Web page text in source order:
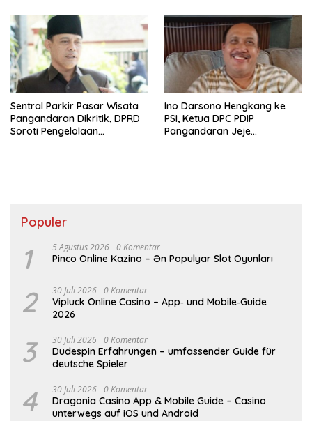
Sentral Parkir Pasar Wisata
Pangandaran Dikritik, DPRD
Soroti Pengelolaan
Ino Darsono Hengkang ke
PSI, Ketua DPC PDIP
Pangandaran Jeje
Populer
1 5 Agustus 2026 0 Komentar
Pinco Online Kazino – Ən Populyar Slot Oyunları
2 30 Juli 2026 0 Komentar
Vipluck Online Casino – App‑ und Mobile‑Guide
2026
3 30 Juli 2026 0 Komentar
Dudespin Erfahrungen – umfassender Guide für
deutsche Spieler
4 30 Juli 2026 0 Komentar
Dragonia Casino App & Mobile Guide – Casino
unterwegs auf iOS und Android